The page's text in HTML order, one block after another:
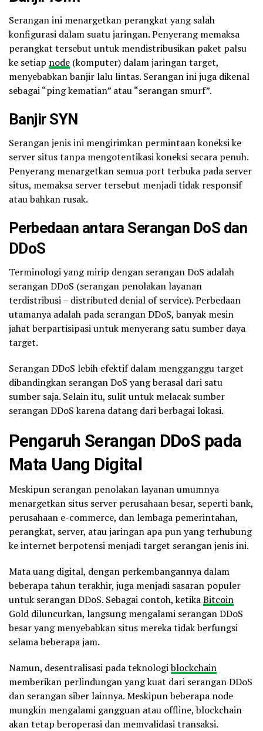
Serangan ini menargetkan perangkat yang salah
konfigurasi dalam suatu jaringan. Penyerang memaksa
perangkat tersebut untuk mendistribusikan paket palsu
ke setiap node (komputer) dalam jaringan target,
menyebabkan banjir lalu lintas. Serangan ini juga dikenal
sebagai “ping kematian” atau “serangan smurf”.
Banjir SYN
Serangan jenis ini mengirimkan permintaan koneksi ke
server situs tanpa mengotentikasi koneksi secara penuh.
Penyerang menargetkan semua port terbuka pada server
situs, memaksa server tersebut menjadi tidak responsif
atau bahkan rusak.
Perbedaan antara Serangan DoS dan
DDoS
Terminologi yang mirip dengan serangan DoS adalah
serangan DDoS (serangan penolakan layanan
terdistribusi – distributed denial of service). Perbedaan
utamanya adalah pada serangan DDoS, banyak mesin
jahat berpartisipasi untuk menyerang satu sumber daya
target.
Serangan DDoS lebih efektif dalam mengganggu target
dibandingkan serangan DoS yang berasal dari satu
sumber saja. Selain itu, sulit untuk melacak sumber
serangan DDoS karena datang dari berbagai lokasi.
Pengaruh Serangan DDoS pada
Mata Uang Digital
Meskipun serangan penolakan layanan umumnya
menargetkan situs server perusahaan besar, seperti bank,
perusahaan e-commerce, dan lembaga pemerintahan,
perangkat, server, atau jaringan apa pun yang terhubung
ke internet berpotensi menjadi target serangan jenis ini.
Mata uang digital, dengan perkembangannya dalam
beberapa tahun terakhir, juga menjadi sasaran populer
untuk serangan DDoS. Sebagai contoh, ketikaBitcoin
Gold diluncurkan, langsung mengalami serangan DDoS
besar yang menyebabkan situs mereka tidak berfungsi
selama beberapa jam.
Namun, desentralisasi pada teknologiblockchain
memberikan perlindungan yang kuat dari serangan DDoS
dan serangan siber lainnya. Meskipun beberapa node
mungkin mengalami gangguan atau offline, blockchain
akan tetap beroperasi dan memvalidasi transaksi.